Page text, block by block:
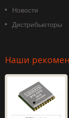
Новости
Дистрибьюторы
Наши